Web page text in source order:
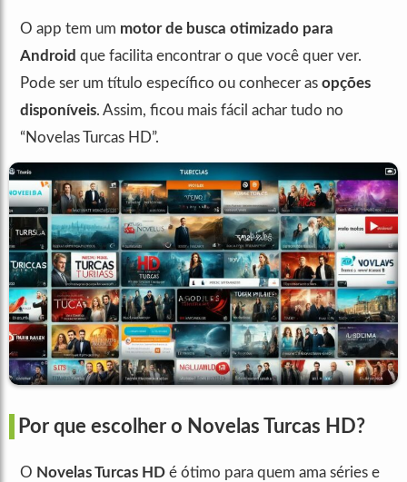
O app tem um motor de busca otimizado para
Android que facilita encontrar o que você quer ver.
Pode ser um título específico ou conhecer as opções
disponíveis. Assim, ficou mais fácil achar tudo no
“Novelas Turcas HD”.
Por que escolher o Novelas Turcas HD?
O Novelas Turcas HD é ótimo para quem ama séries e